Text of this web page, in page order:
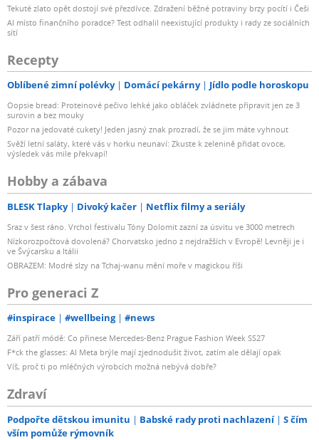
Tekuté zlato opět dostojí své přezdívce. Zdražení běžné potraviny brzy pocítí i Češi
AI místo finančního poradce? Test odhalil neexistující produkty i rady ze sociálních
sítí
Recepty
Oblíbené zimní polévky Domácí pekárny Jídlo podle horoskopu
Oopsie bread: Proteinové pečivo lehké jako obláček zvládnete připravit jen ze 3
surovin a bez mouky
Pozor na jedovaté cukety! Jeden jasný znak prozradí, že se jim máte vyhnout
Svěží letní saláty, které vás v horku neunaví: Zkuste k zelenině přidat ovoce,
výsledek vás mile překvapí!
Hobby a zábava
BLESK Tlapky Divoký kačer Netflix filmy a seriály
Sraz v šest ráno. Vrchol festivalu Tóny Dolomit zazní za úsvitu ve 3000 metrech
Nízkorozpočtová dovolená? Chorvatsko jedno z nejdražších v Evropě! Levněji je i
ve Švýcarsku a Itálii
OBRAZEM: Modré slzy na Tchaj-wanu mění moře v magickou říši
Pro generaci Z
#inspirace #wellbeing #news
Září patří módě: Co přinese Mercedes-Benz Prague Fashion Week SS27
F*ck the glasses: AI Meta brýle mají zjednodušit život, zatím ale dělají opak
Víš, proč ti po mléčných výrobcích možná nebývá dobře?
Zdraví
Podpořte dětskou imunitu Babské rady proti nachlazení
S čím
vším pomůže rýmovník